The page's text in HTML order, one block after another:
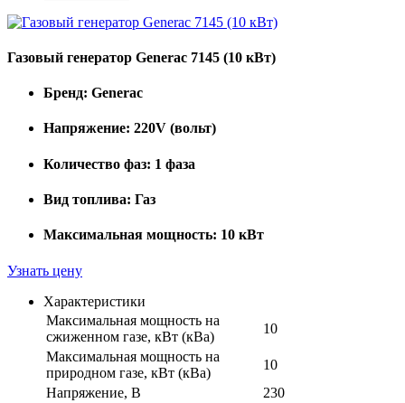
Газовый генератор Generac 7145 (10 кВт)
Бренд: Generac
Напряжение: 220V (вольт)
Количество фаз: 1 фаза
Вид топлива: Газ
Максимальная мощность: 10 кВт
Узнать цену
Характеристики
Максимальная мощность на
сжиженном газе, кВт (кВа)
10
Максимальная мощность на
природном газе, кВт (кВа)
10
Напряжение, В
230